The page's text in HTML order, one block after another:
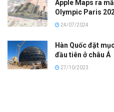
Apple Maps ra
Olympic Paris
24/07/2024
Hàn Quốc đặt
đầu tiên ở châu Á
27/10/2023